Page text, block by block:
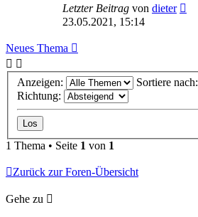
Letzter Beitrag von dieter
23.05.2021, 15:14
Neues Thema
Anzeigen:
Sortiere nach:
Richtung:
1 Thema • Seite 1 von 1
Zurück zur Foren-Übersicht
Gehe zu